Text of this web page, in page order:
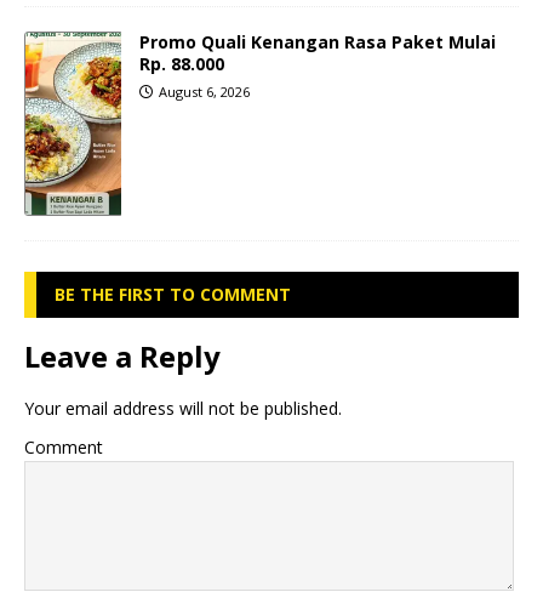
Promo Quali Kenangan Rasa Paket Mulai
Rp. 88.000
August 6, 2026
BE THE FIRST TO COMMENT
Leave a Reply
Your email address will not be published.
Comment